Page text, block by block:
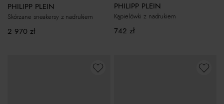
PHILIPP PLEIN
Skórzane sneakersy z nadrukiem
2 970 zł
PHILIPP PLEIN
Kąpielówki z nadrukiem
742 zł